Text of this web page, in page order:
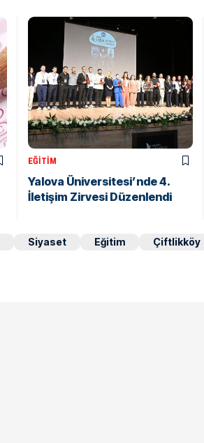
EĞITIM
Yalova Üniversitesi’nde 4.
İletişim Zirvesi Düzenlendi
Siyaset Eğitim Çiftlikköy